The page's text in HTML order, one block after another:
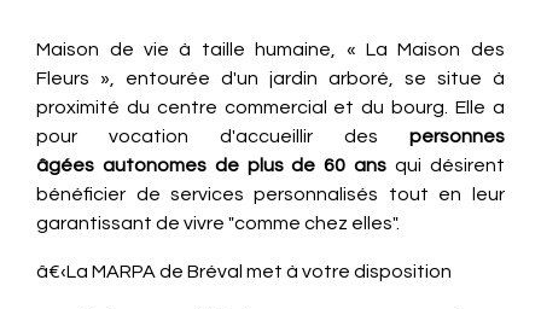
Maison de vie à taille humaine, « La Maison des
Fleurs », entourée d'un jardin arboré, se situe à
proximité du centre commercial et du bourg. Elle a
pour vocation d'accueillir des personnes
âgées autonomes de plus de 60 ans qui désirent
bénéficier de services personnalisés tout en leur
garantissant de vivre "comme chez elles".
â€‹La MARPA de Bréval met à votre disposition